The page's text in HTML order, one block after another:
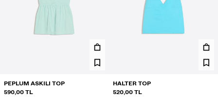
PEPLUM ASKILI TOP
590,00 TL
HALTER TOP
520,00 TL